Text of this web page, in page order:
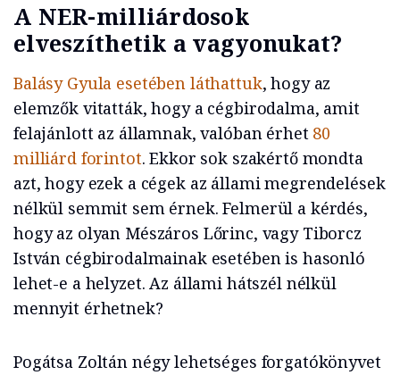
A NER-milliárdosok
elveszíthetik a vagyonukat?
Balásy Gyula esetében láthattuk, hogy az
elemzők vitatták, hogy a cégbirodalma, amit
felajánlott az államnak, valóban érhet 80
milliárd forintot. Ekkor sok szakértő mondta
azt, hogy ezek a cégek az állami megrendelések
nélkül semmit sem érnek. Felmerül a kérdés,
hogy az olyan Mészáros Lőrinc, vagy Tiborcz
István cégbirodalmainak esetében is hasonló
lehet-e a helyzet. Az állami hátszél nélkül
mennyit érhetnek?
Pogátsa Zoltán négy lehetséges forgatókönyvet